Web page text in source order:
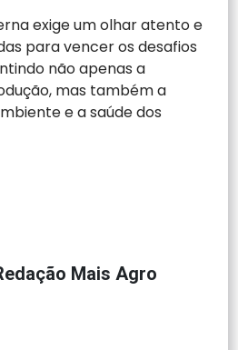
exige um olhar atento e
para vencer os desafios
não apenas a
mas também a
e a saúde dos
Mais Agro